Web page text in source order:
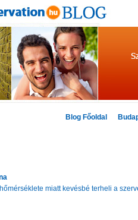
Blog Főoldal
miatt kevésbé terheli a